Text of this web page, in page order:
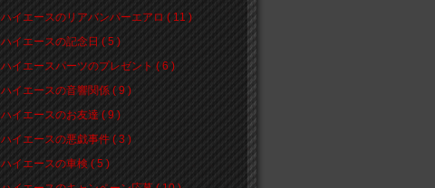
ハイエースのリアバンパーエアロ ( 11 )
ハイエースの記念日 ( 5 )
ハイエースパーツのプレゼント ( 6 )
ハイエースの音響関係 ( 9 )
ハイエースのお友達 ( 9 )
ハイエースの悪戯事件 ( 3 )
ハイエースの車検 ( 5 )